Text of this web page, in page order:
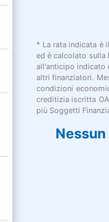
* La rata indicata è
ed è calcolato sulla
all'anticipo indicato
altri finanziatori.
condizioni
creditizia iscritta
più Soggetti